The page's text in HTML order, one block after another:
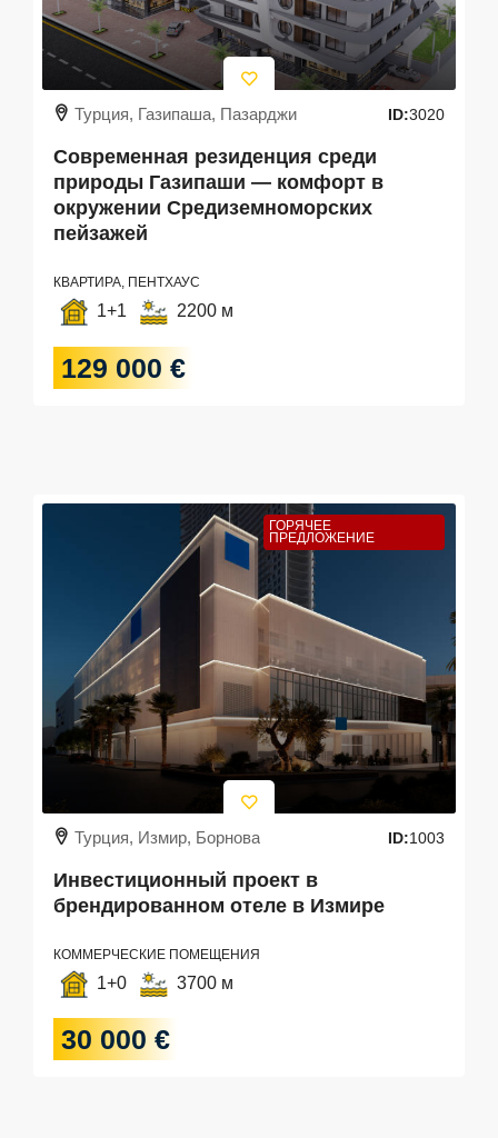
Турция, Газипаша, Пазарджи ID:3020
Современная резиденция среди
природы Газипаши — комфорт в
окружении Средиземноморских
пейзажей
КВАРТИРА, ПЕНТХАУС
1+1 2200 м
129 000 €
ГОРЯЧЕЕ
ПРЕДЛОЖЕНИЕ
Турция, Измир, Борнова ID:1003
Инвестиционный проект в
брендированном отеле в Измире
КОММЕРЧЕСКИЕ ПОМЕЩЕНИЯ
1+0 3700 м
30 000 €